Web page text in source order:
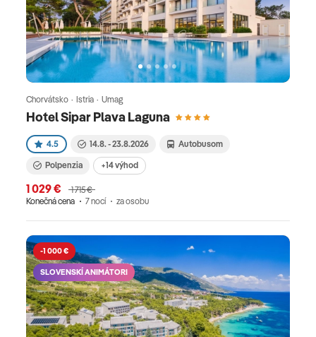
Hotel Sipar Plava Laguna
Chorvátsko · Istria · Umag
4.5 14.8. - 23.8.2026 Autobusom
Polpenzia +14 výhod
1 029 €
1 715 €
Konečná cena
7 nocí za osobu
-1 000 €
SLOVENSKÍ ANIMÁTORI